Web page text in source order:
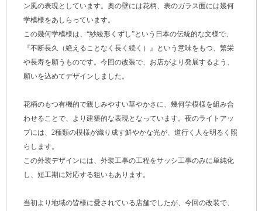
ン風の表現としています。奥の壁には花柄、表のガラス面には幾何
学模様をあしらっています。
この幾何学模様は、“紗綾形くずし”という日本の伝統的な文様で、
『不断長久（絶えることなく長く続く）』という意味をもつ、繁栄
や長寿を願うものです。今回の改装で、お店がより発展するよう、
願いを込めてデザインしました。
花柄のもつ有機的で親しみやすい華やかさに、幾何学模様を組み合
わせることで、より建築的な表現となっています。夜のライトアッ
プには、2種類の模様が織り成す鮮やかな光が、道行く人を明るく照
らします。
この外装デザインには、外装工事の工程をサッシ工事のみに単純化
し、短工期に対応する狙いもあります。
当初より地域の皆様に愛されている店舗でしたが、今回の改装で、